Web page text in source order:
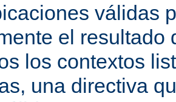
válidas
el resultado
los contextos
una directiva